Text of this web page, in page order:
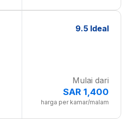
9.5 Ideal
Mulai dari
SAR 1,400
harga per kamar/malam